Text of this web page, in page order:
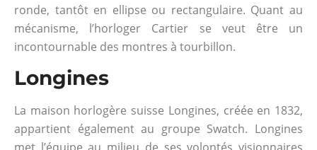
ronde, tantôt en ellipse ou rectangulaire. Quant au
mécanisme, l’horloger Cartier se veut être un
incontournable des montres à tourbillon.
Longines
La maison horlogère suisse Longines, créée en 1832,
appartient également au groupe Swatch. Longines